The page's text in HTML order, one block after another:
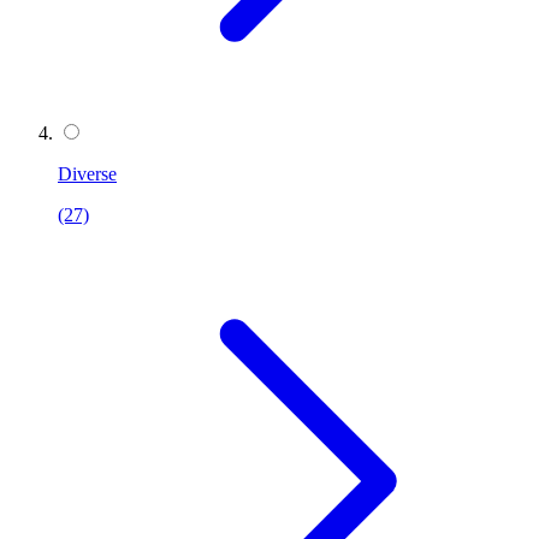
Diverse
(27)